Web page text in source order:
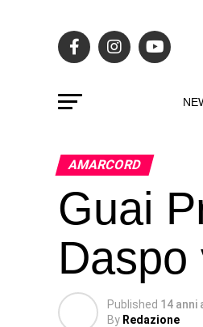
AMARCORD
Guai
Daspo
Published 14 anni
By Redazione